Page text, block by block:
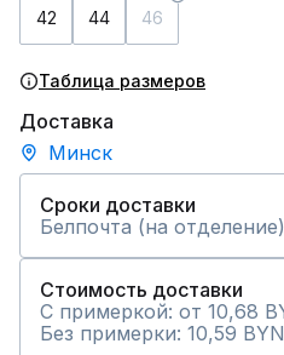
42 44 46
Таблица размеров
Доставка
Минск
Сроки доставки
Белпочта (на
Стоимость доставки
С примеркой: от 10,68
Без примерки: 10,59 BYN